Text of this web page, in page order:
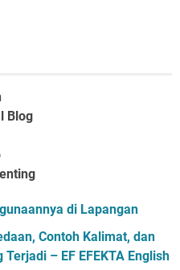
Blog
di Lapangan
Contoh Kalimat, dan
– EF EFEKTA English